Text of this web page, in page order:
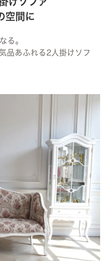
空間に
る。
品あふれる2人掛けソフ